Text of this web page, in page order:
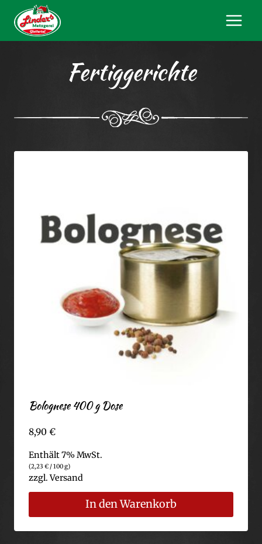
Fertiggerichte
Bolognese 400 g Dose
8,90 €
Enthält 7% MwSt.
(2,23 € / 100 g)
zzgl.Versand
In den Warenkorb